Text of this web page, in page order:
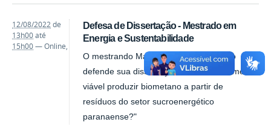
Defesa de Dissertação - Mestrado em
Energia e Sustentabilidade
O mestrando Maurício Cabral Penteado
defende sua dissertação "É economicamente
viável produzir biometano a partir de
resíduos do setor sucroenergético
paranaense?"
12/08/2022de
13h00até
15h00—Online,